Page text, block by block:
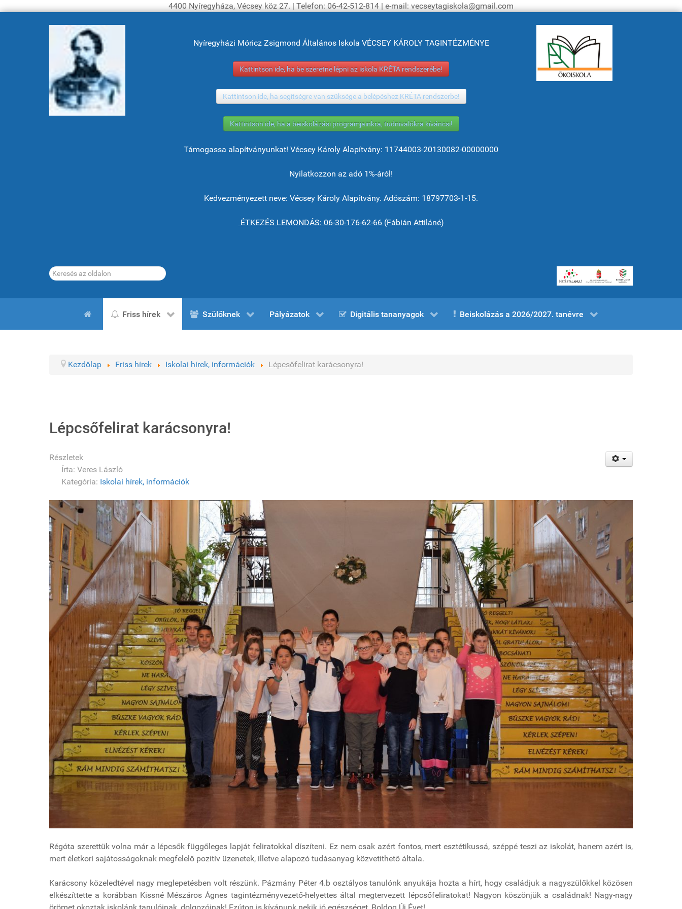
4400 Nyíregyháza, Vécsey köz 27. | Telefon: 06-42-512-814 | e-mail: vecseytagiskola@gmail.com
Nyíregyházi Móricz Zsigmond Általános Iskola VÉCSEY KÁROLY TAGINTÉZMÉNYE
Kattintson ide, ha be szeretne lépni az iskola KRÉTA rendszerébe!
Kattintson ide, ha segítségre van szüksége a belépéshez KRÉTA rendszerbe!
Kattintson ide, ha a beiskolázási programjainkra, tudnivalókra kíváncsi!
Támogassa alapítványunkat! Vécsey Károly Alapítvány: 11744003-20130082-00000000
Nyilatkozzon az adó 1%-áról!
Kedvezményezett neve: Vécsey Károly Alapítvány. Adószám: 18797703-1-15.
ÉTKEZÉS LEMONDÁS: 06-30-176-62-66 (Fábián Attiláné)
Keresés...
Friss hírek Szülőknek Pályázatok Digitális tananyagok Beiskolázás a 2026/2027. tanévre
Kezdőlap Friss hírek Iskolai hírek, információk Lépcsőfelirat karácsonyra!
Lépcsőfelirat karácsonyra!
Részletek
Írta: Veres László
Kategória: Iskolai hírek, információk
Régóta szerettük volna már a lépcsők függőleges lapját feliratokkal díszíteni. Ez nem csak azért fontos, mert esztétikussá, széppé teszi az iskolát, hanem azért is,
mert életkori sajátosságoknak megfelelő pozítív üzenetek, illetve alapozó tudásanyag közvetíthető általa.
Karácsony közeledtével nagy meglepetésben volt részünk. Pázmány Péter 4.b osztályos tanulónk anyukája hozta a hírt, hogy családjuk a nagyszülőkkel közösen
elkészíttette a korábban Kissné Mészáros Ágnes tagintézményvezető-helyettes által megtervezett lépcsőfeliratokat! Nagyon köszönjük a családnak! Nagy-nagy